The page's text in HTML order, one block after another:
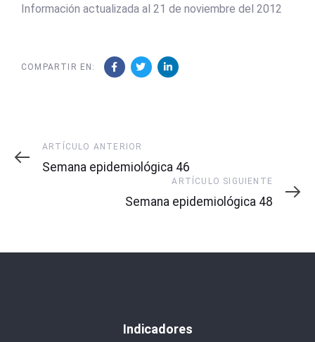
Información actualizada al 21 de noviembre del 2012
COMPARTIR EN:
Artículo
Anterior
ARTÍCULO ANTERIOR
Semana epidemiológica 46
Siguiente
ARTÍCULO SIGUIENTE
Semana epidemiológica 48
Indicadores